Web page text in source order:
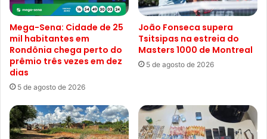
Mega-Sena: Cidade de 25
mil habitantes em
Rondônia chega perto do
prêmio três vezes em dez
dias
5 de agosto de 2026
João Fonseca supera
Tsitsipas na estreia do
Masters 1000 de Montreal
5 de agosto de 2026